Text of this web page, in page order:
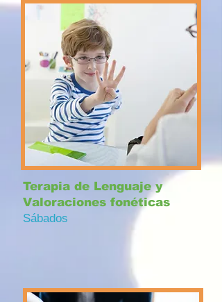
Terapia de Lenguaje y
Valoraciones fonéticas
Sábados